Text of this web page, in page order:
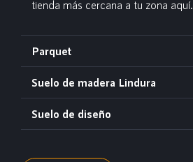
tienda más cercana a tu zona aquí.
Parquet
Suelo de madera Lindura
Suelo de diseño